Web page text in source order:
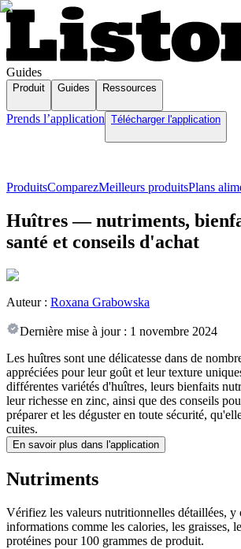
Guides
Produit Guides Ressources
Prends l’application Télécharger l'application
ProduitsComparezMeilleurs produitsPlans
Huîtres — nutriments,
santé et conseils d'achat
Auteur : Roxana Grabowska
Dernière mise à jour : 1 novembre 2024
Les huîtres sont une délicatesse dans de
appréciées pour leur goût et leur texture
différentes variétés d'huîtres, leurs bienfaits
leur richesse en zinc, ainsi que des conseils
préparer et les déguster en toute sécurité,
cuites.
En savoir plus dans l'application
Nutriments
Vérifiez les valeurs nutritionnelles détaillées, y
informations comme les calories, les graisses,
protéines pour 100 grammes de produit.